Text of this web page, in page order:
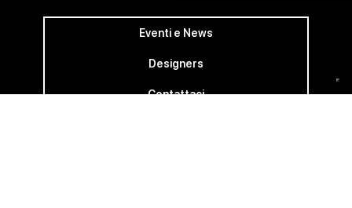
Eventi e News
Designers
Contattaci